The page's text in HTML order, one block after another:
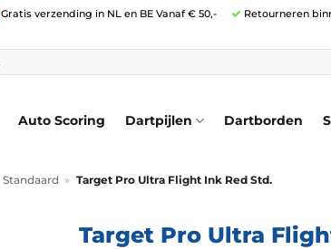
Gratis verzending in NL en BE Vanaf € 50,- Retourneren
Auto Scoring Dartpijlen Dartborden
Standaard » Target Pro Ultra Flight Ink Red Std.
Target Pro Ultra